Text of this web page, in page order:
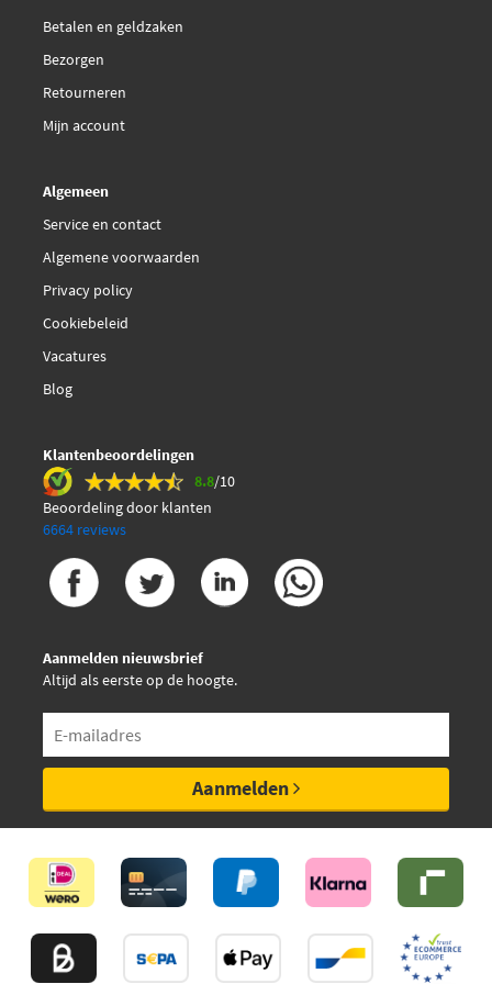
Betalen en geldzaken
Bezorgen
Retourneren
Mijn account
Algemeen
Service en contact
Algemene voorwaarden
Privacy policy
Cookiebeleid
Vacatures
Blog
Klantenbeoordelingen
8.8/10
Beoordeling door klanten
6664 reviews
Aanmelden nieuwsbrief
Altijd als eerste op de hoogte.
Aanmelden